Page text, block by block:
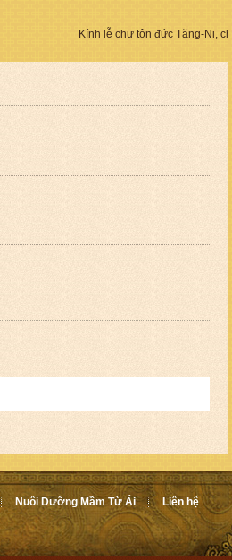
Kính lễ chư tôn đức Tăng-Ni,
Nuôi Dưỡng Mầm Từ Ái
Liên hệ